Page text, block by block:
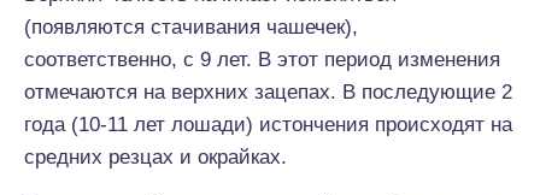
(появляются стачивания чашечек),
соответственно, с 9 лет. В этот период изменения
отмечаются на верхних зацепах. В последующие 2
года (10-11 лет лошади) истончения происходят на
средних резцах и окрайках.